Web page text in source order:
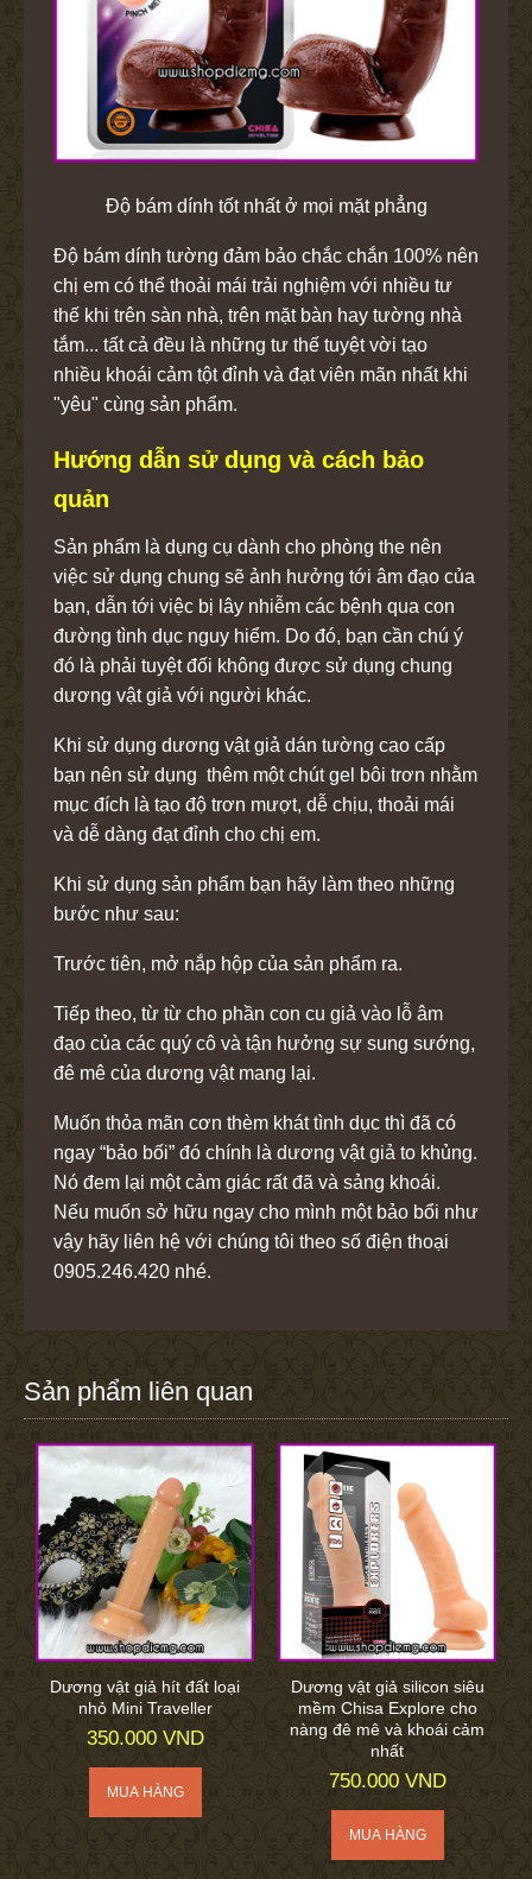
Độ bám dính tốt nhất ở mọi mặt phẳng
Độ bám dính tường đảm bảo chắc chắn 100% nên
chị em có thể thoải mái trải nghiệm với nhiều tư
thế khi trên sàn nhà, trên mặt bàn hay tường nhà
tắm... tất cả đều là những tư thế tuyệt vời tạo
nhiều khoái cảm tột đỉnh và đạt viên mãn nhất khi
"yêu" cùng sản phẩm.
Hướng dẫn sử dụng và cách bảo
quản
Sản phẩm là dụng cụ dành cho phòng the nên
việc sử dụng chung sẽ ảnh hưởng tới âm đạo của
bạn, dẫn tới việc bị lây nhiễm các bệnh qua con
đường tình dục nguy hiểm. Do đó, bạn cần chú ý
đó là phải tuyệt đối không được sử dụng chung
dương vật giả với người khác.
Khi sử dụng dương vật giả dán tường cao cấp
bạn nên sử dụng thêm một chút gel bôi trơn nhằm
mục đích là tạo độ trơn mượt, dễ chịu, thoải mái
và dễ dàng đạt đỉnh cho chị em.
Khi sử dụng sản phẩm bạn hãy làm theo những
bước như sau:
Trước tiên, mở nắp hộp của sản phẩm ra.
Tiếp theo, từ từ cho phần con cu giả vào lỗ âm
đạo của các quý cô và tận hưởng sự sung sướng,
đê mê của dương vật mang lại.
Muốn thỏa mãn cơn thèm khát tình dục thì đã có
ngay “bảo bối” đó chính là dương vật giả to khủng.
Nó đem lại một cảm giác rất đã và sảng khoái.
Nếu muốn sở hữu ngay cho mình một bảo bổi như
vậy hãy liên hệ với chúng tôi theo số điện thoại
0905.246.420 nhé.
Sản phẩm liên quan
Dương vật giả hít đất loại
nhỏ Mini Traveller
350.000 VND
Dương vật giả silicon siêu
mềm Chisa Explore cho
nàng đê mê và khoái cảm
nhất
750.000 VND